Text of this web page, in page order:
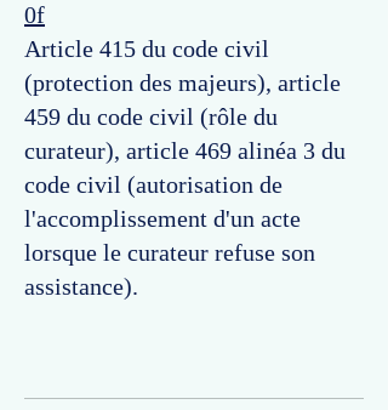
0f
Article 415 du code civil
(protection des majeurs), article
459 du code civil (rôle du
curateur), article 469 alinéa 3 du
code civil (autorisation de
l'accomplissement d'un acte
lorsque le curateur refuse son
assistance).